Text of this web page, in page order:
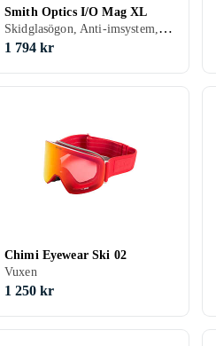
Smith Optics I/O Mag XL
Skidglasögon, Anti-imsystem, UV-skydd, Hjälmkompatibel, Kan användas ovanpå glasögon (OTG), Vuxen
1 794 kr
Chimi Eyewear Ski 02
Vuxen
1 250 kr